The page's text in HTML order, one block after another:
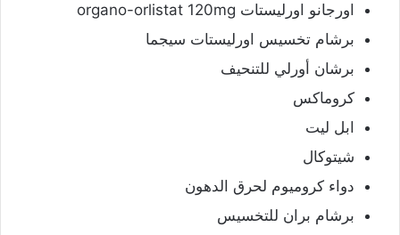
اورجانو اورليستات organo-orlistat 120mg
برشام تخسيس اورليستات سيجما
برشان أورلي للتنحيف
كروماكس
ابل ليت
شيتوكال
دواء كروميوم لحرق الدهون
برشام بران للتخسيس